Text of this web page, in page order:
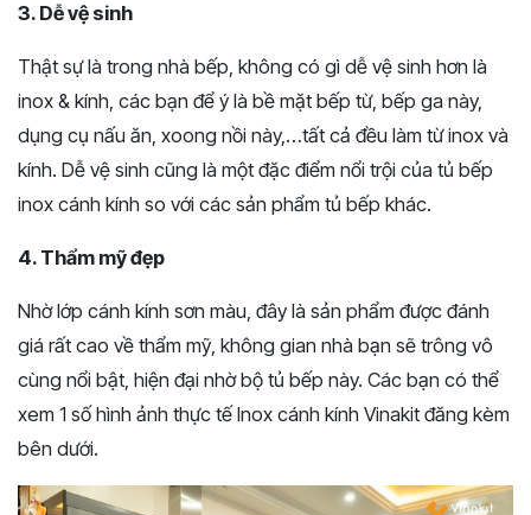
3. Dễ vệ sinh
Thật sự là trong nhà bếp, không có gì dễ vệ sinh hơn là
inox & kính, các bạn để ý là bề mặt bếp từ, bếp ga này,
dụng cụ nấu ăn, xoong nồi này,…tất cả đều làm từ inox và
kính. Dễ vệ sinh cũng là một đặc điểm nổi trội của tủ bếp
inox cánh kính so với các sản phẩm tủ bếp khác.
4. Thẩm mỹ đẹp
Nhờ lớp cánh kính sơn màu, đây là sản phẩm được đánh
giá rất cao về thẩm mỹ, không gian nhà bạn sẽ trông vô
cùng nổi bật, hiện đại nhờ bộ tủ bếp này. Các bạn có thể
xem 1 số hình ảnh thực tế Inox cánh kính Vinakit đăng kèm
bên dưới.